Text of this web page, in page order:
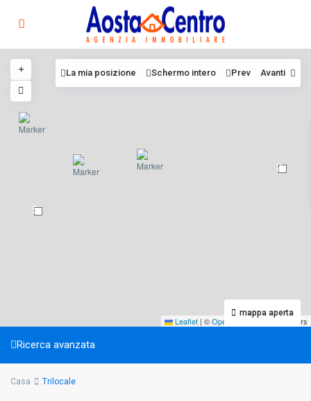
2
5
Leaflet | ©OpenStreetMap contributors
mappa aperta
La mia posizione Schermo intero Prev Avanti
Ricerca avanzata
Casa Trilocale